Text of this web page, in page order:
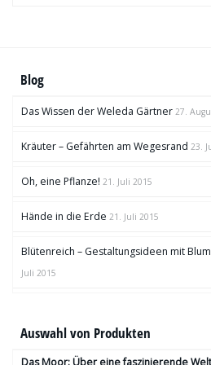
Blog
Das Wissen der Weleda Gärtner 27.
Kräuter – Gefährten am Wegesrand 23.
Oh, eine Pflanze! 21. Juli 2015
Hände in die Erde 21. Juli 2015
Blütenreich – Gestaltungsideen mit
Juli 2015
Auswahl von Produkten
Das Moor: Über eine faszinierende